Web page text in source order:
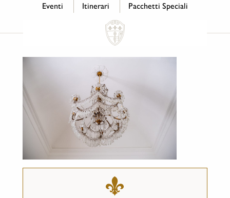
Eventi Itinerari Pacchetti Speciali